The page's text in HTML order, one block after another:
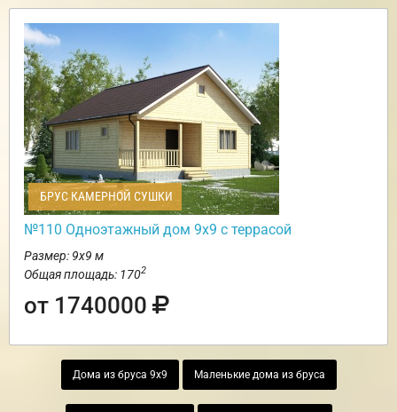
БРУС КАМЕРНОЙ СУШКИ
№110 Одноэтажный дом 9х9 с террасой
Размер: 9х9 м
Общая площадь: 1702
от 1740000
Дома из бруса 9х9 Маленькие дома из бруса